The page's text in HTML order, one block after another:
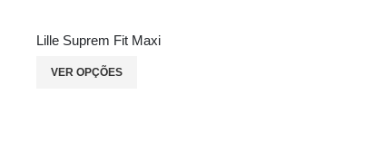
Lille Suprem Fit Maxi
VER OPÇÕES